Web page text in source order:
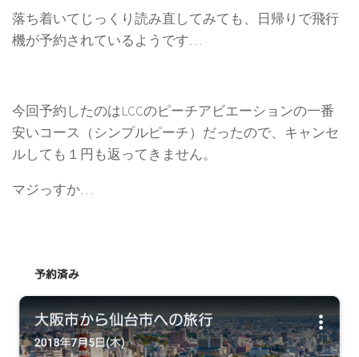
落ち着いてじっくり読み直してみても、日帰りで飛行
機が予約されているようです…
今回予約したのはLCCのピーチアビエーションの一番
安いコース（シンプルピーチ）だったので、キャンセ
ルしても１円も返ってきません。
マジっすか…